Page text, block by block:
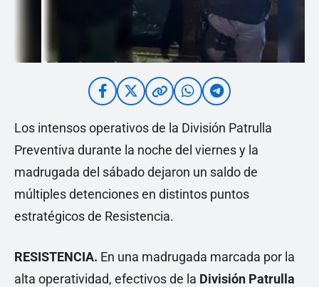
Los intensos operativos de la División Patrulla
Preventiva durante la noche del viernes y la
madrugada del sábado dejaron un saldo de
múltiples detenciones en distintos puntos
estratégicos de Resistencia.
RESISTENCIA. En una madrugada marcada por la
alta operatividad, efectivos de la División Patrulla